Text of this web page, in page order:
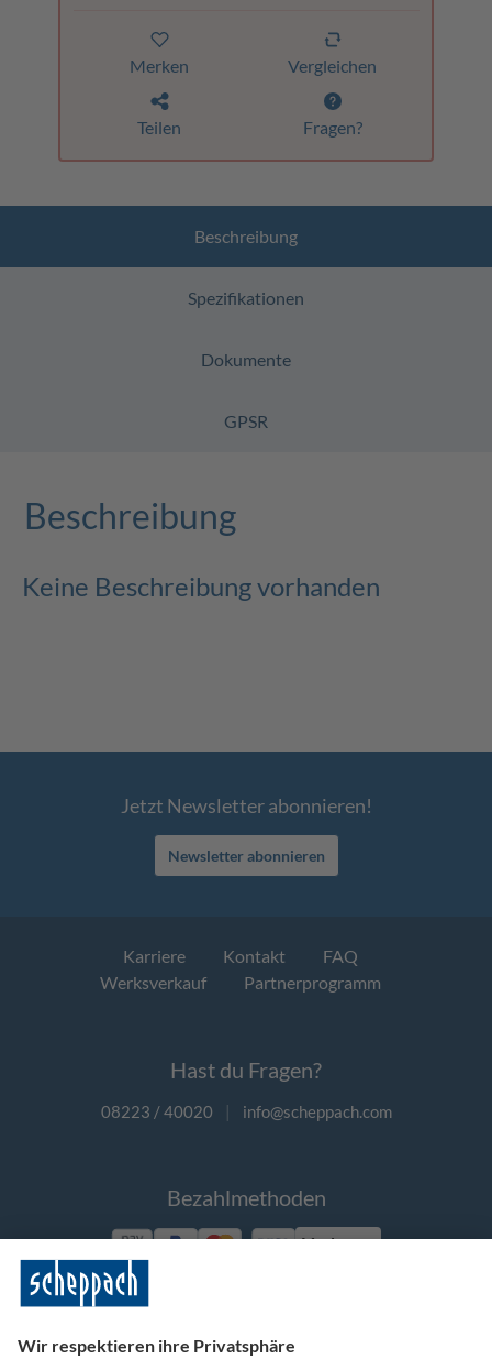
Merken Vergleichen
Teilen Fragen?
Beschreibung
Spezifikationen
Dokumente
GPSR
Beschreibung
Keine Beschreibung vorhanden
Jetzt Newsletter abonnieren!
Newsletter abonnieren
Karriere Kontakt
FAQ
Werksverkauf
Partnerprogramm
Hast du Fragen?
08223 / 40020 | info@scheppach.com
Bezahlmethoden
Vorkasse
Folge uns auf Social Media